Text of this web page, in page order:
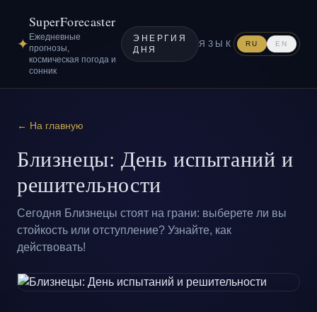
✦
SuperForecaster
Ежедневные
прогнозы,
космическая погода и
сонник
ЭНЕРГИЯ
ДНЯ
ЯЗЫК RU EN
← На главную
Близнецы: День испытаний и
решительности
Сегодня Близнецы стоят на грани: выберете ли вы
стойкость или отступление? Узнайте, как
действовать!